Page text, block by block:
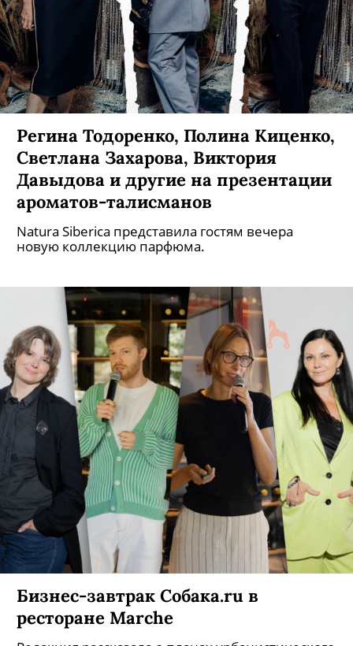
Регина Тодоренко, Полина Киценко,
Светлана Захарова, Виктория
Давыдова и другие на презентации
ароматов-талисманов
Natura Siberica представила гостям вечера
новую коллекцию парфюма.
Бизнес-завтрак Собака.ru в
ресторане Marche